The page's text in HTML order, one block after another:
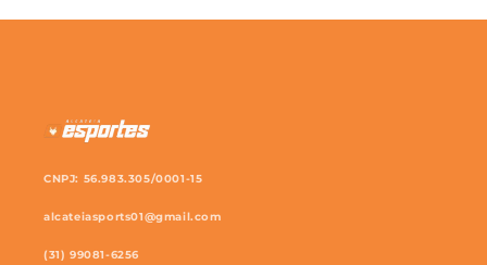
CNPJ: 56.983.305/0001-15
alcateiasports01@gmail.com
(31) 99081-6256